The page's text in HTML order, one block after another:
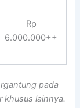
Rp
6.000.000++
pada
khusus lainnya.